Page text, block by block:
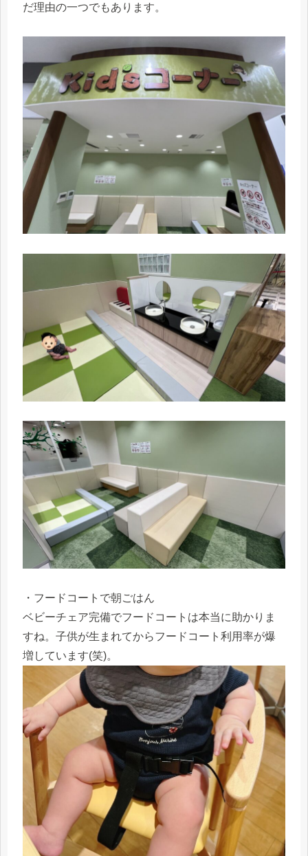
だ理由の一つでもあります。
・フードコートで朝ごはん
ベビーチェア完備でフードコートは本当に助かりま
すね。子供が生まれてからフードコート利用率が爆
増しています(笑)。